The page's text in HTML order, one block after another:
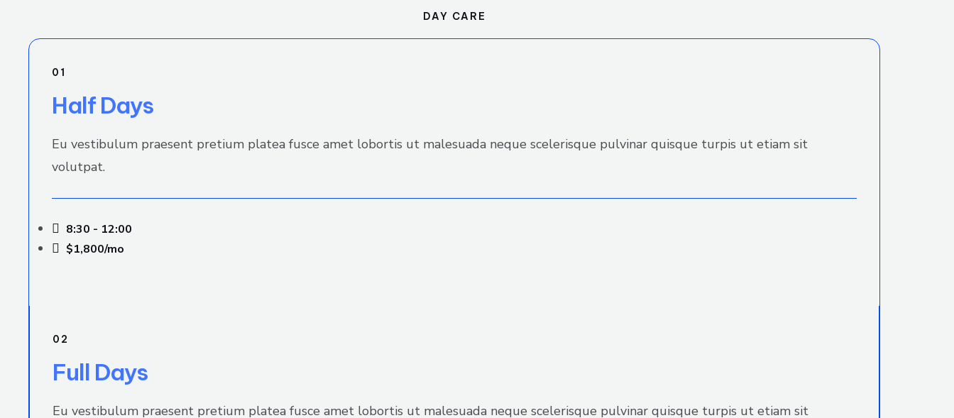
DAY CARE
01
Half Days
Eu vestibulum praesent pretium platea fusce amet lobortis ut malesuada neque scelerisque pulvinar quisque turpis ut etiam sit
volutpat.
8:30 - 12:00
$1,800/mo
02
Full Days
Eu vestibulum praesent pretium platea fusce amet lobortis ut malesuada neque scelerisque pulvinar quisque turpis ut etiam sit